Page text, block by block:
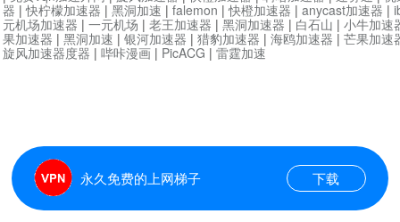
永久免费的上网梯子 下载
器 |快柠檬加速器 | 黑洞加速 | falemon |快橙加速器 | anycast加速器 |
元机场加速器 | 一元机场 | 老王加速器 | 黑洞加速器 | 白石山 | 小牛加速
果加速器 | 黑洞加速 | 银河加速器 | 猎豹加速器 | 海鸥加速器 | 芒果加速
旋风加速器度器 | 哔咔漫画 | PicACG | 雷霆加速